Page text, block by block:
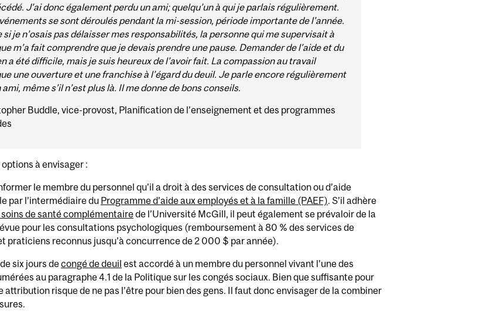
J’ai donc également perdu un ami; quelqu’un à qui je parlais régulièrement.
se sont déroulés pendant la mi-session, période importante de l’année.
si je n’osais pas délaisser mes responsabilités, la personne qui me supervisait à
m’a fait comprendre que je devais prendre une pause. Demander de l’aide et du
a été difficile, mais je suis heureux de l’avoir fait. La compassion au travail
une ouverture et une franchise à l’égard du deuil. Je parle encore régulièrement
ami, même s’il n’est plus là. Il me donne de bons conseils.
Buddle, vice-provost, Planification de l’enseignement et des programmes
à envisager :
le membre du personnel qu’il a droit à des services de consultation ou d’aide
par l’intermédiaire du Programme d’aide aux employés et à la famille (PAEF). S’il adhère
soins de santé complémentairede l’Université McGill, il peut également se prévaloir de la
pour les consultations psychologiques (remboursement à 80 % des services de
praticiens reconnus jusqu’à concurrence de 2 000 $ par année).
six jours decongé de deuil est accordé à un membre du personnel vivant l’une des
au paragraphe 4.1 de la Politique sur les congés sociaux. Bien que suffisante pour
risque de ne pas l’être pour bien des gens. Il faut donc envisager de la combiner